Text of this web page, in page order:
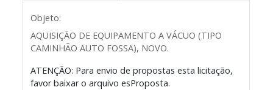
Objeto:
AQUISIÇÃO DE EQUIPAMENTO A VÁCUO (TIPO
CAMINHÃO AUTO FOSSA), NOVO.
ATENÇÃO: Para envio de propostas esta licitação,
favor baixar o arquivo esProposta.